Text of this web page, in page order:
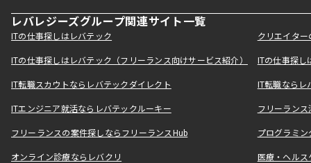
レバレジーズグループ関連サイト一覧
ITの仕事探しはレバテック クリエイタ
ITの仕事探しはレバテック（フリーランス向けサービス紹介） ITの仕事探
IT転職スカウトならレバテックダイレクト IT転職なら
ITエンジニア就活ならレバテックルーキー フリーラン
フリーランスの案件探しならフリーランスHub プログラミ
オンライン診療ならレバクリ 医療・ヘル